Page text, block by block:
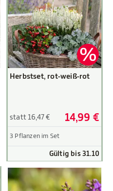
Herbstset, rot-weiß-rot
statt 16,47 € 14,99 €
3 Pflanzen im Set
Gültig bis 31.10